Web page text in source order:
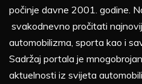
počinje davne 2001. godine.
svakodnevno pročitati
automobilizma, sporta kao i
Sadržaj portala je
aktuelnosti iz svijeta